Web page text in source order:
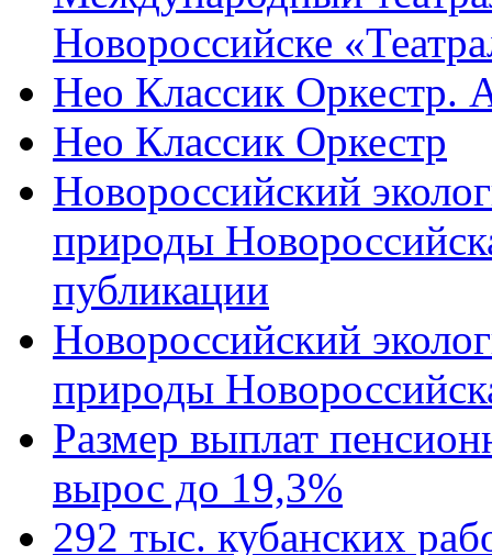
Новороссийске
Нео Классик Оркестр.
Нео Классик Оркестр
Новороссийский
природы
публикации
Новороссийский
природы
Размер выплат
вырос до 19,3%
292 тыс. кубанских